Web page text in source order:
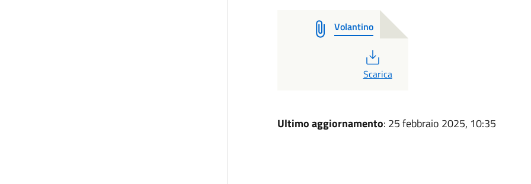
Volantino
PDF
Scarica
Ultimo aggiornamento: 25 febbraio 2025, 10:35